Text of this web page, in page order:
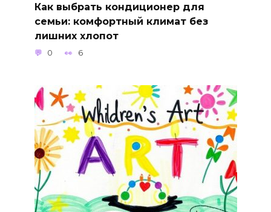
Как выбрать кондиционер для
семьи: комфортный климат без
лишних хлопот
0 6